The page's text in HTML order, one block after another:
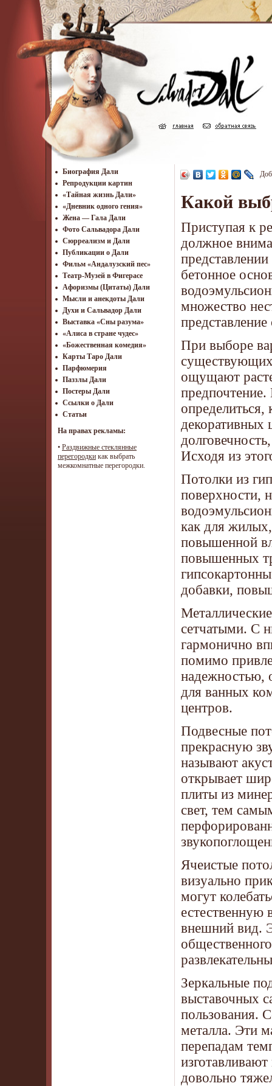
Биография Дали
Репродукции картин
«Тайная жизнь Дали»
«Дневник одного гения»
Жена — Гала Дали
Фото Сальвадора Дали
Cюрреализм и Дали
Публикации о Дали
Фильм «Андалузский пес»
Театр-Музей в Фигерасе
Афоризмы (Цитаты) Дали
Мысли и анекдоты Дали
Духи и Сальвадор Дали
Выставка «Сны разума»
«Алиса в стране чудес»
«Божественная комедия»
Карты Таро Дали
Парфюмерия
Паззлы Дали
Постеры Дали
Ссылки о Дали
Статьи
На правах рекламы:
• Раздвижные стеклянные
перегородки как выбрать
межкомнатные перегородки.
Какой
Приступая к
должное
бетонное
множество
При выборе
ощущают
декоративных
Исходя из
Потолки из
поверхности,
как для
повышенной
повышенных
добавки,
сетчатыми. С
гармонично
помимо
надежностью,
для ванных
центров.
Подвесные
прекрасную
называют
открывает
плиты из
свет, тем
Ячеистые
визуально
могут
естественную
внешний вид.
Зеркальные
выставочных
пользования.
металла. Эти
перепадам
довольно